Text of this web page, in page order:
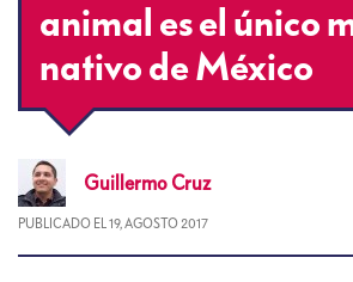
animal es el único
nativo de México
Guillermo Cruz
PUBLICADO EL 19, AGOSTO 2017